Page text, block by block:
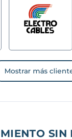
Mostrar más
SIN